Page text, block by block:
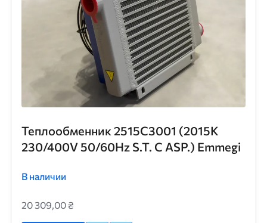
Теплообменник 2515C3001 (2015K
230/400V 50/60Hz S.T. C ASP.) Emmegi
В наличии
20 309,00 ₴